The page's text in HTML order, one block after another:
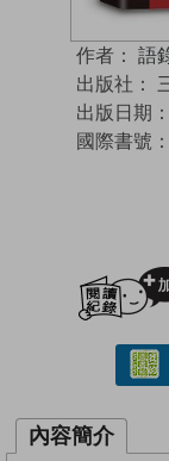
作者： 語
出版社：
出版日期：
國際書號：
內容簡介